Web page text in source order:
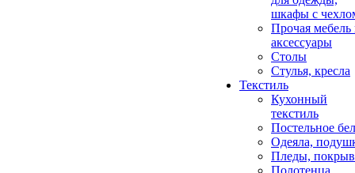
шкафы с
Прочая мебель
аксессуары
Столы
Стулья, кресла
Текстиль
Кухонный
текстиль
Постельное
Одеяла,
Пледы,
Полотенца